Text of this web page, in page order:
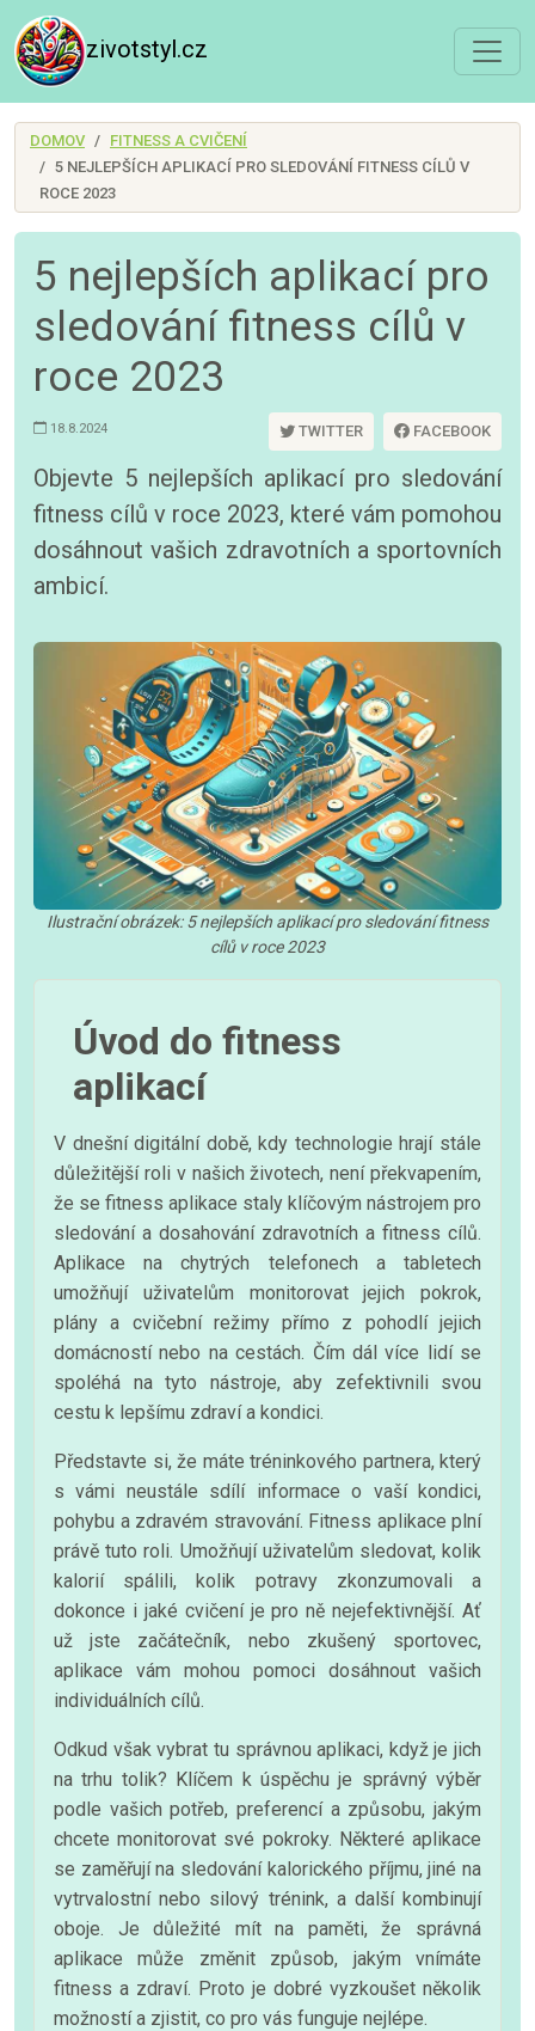
zivotstyl.cz
DOMOV
FITNESS A CVIČENÍ
5 NEJLEPŠÍCH APLIKACÍ PRO SLEDOVÁNÍ FITNESS CÍLŮ V
ROCE 2023
5 nejlepších aplikací pro
sledování fitness cílů v
roce 2023
18.8.2024 TWITTER FACEBOOK
Objevte 5 nejlepších aplikací pro sledování
fitness cílů v roce 2023, které vám pomohou
dosáhnout vašich zdravotních a sportovních
ambicí.
Ilustrační obrázek: 5 nejlepších aplikací pro sledování fitness
cílů v roce 2023
Úvod do fitness
aplikací
V dnešní digitální době, kdy technologie hrají stále
důležitější roli v našich životech, není překvapením,
že se fitness aplikace staly klíčovým nástrojem pro
sledování a dosahování zdravotních a fitness cílů.
Aplikace na chytrých telefonech a tabletech
umožňují uživatelům monitorovat jejich pokrok,
plány a cvičební režimy přímo z pohodlí jejich
domácností nebo na cestách. Čím dál více lidí se
spoléhá na tyto nástroje, aby zefektivnili svou
cestu k lepšímu zdraví a kondici.
Představte si, že máte tréninkového partnera, který
s vámi neustále sdílí informace o vaší kondici,
pohybu a zdravém stravování. Fitness aplikace plní
právě tuto roli. Umožňují uživatelům sledovat, kolik
kalorií spálili, kolik potravy zkonzumovali a
dokonce i jaké cvičení je pro ně nejefektivnější. Ať
už jste začátečník, nebo zkušený sportovec,
aplikace vám mohou pomoci dosáhnout vašich
individuálních cílů.
Odkud však vybrat tu správnou aplikaci, když je jich
na trhu tolik? Klíčem k úspěchu je správný výběr
podle vašich potřeb, preferencí a způsobu, jakým
chcete monitorovat své pokroky. Některé aplikace
se zaměřují na sledování kalorického příjmu, jiné na
vytrvalostní nebo silový trénink, a další kombinují
oboje. Je důležité mít na paměti, že správná
aplikace může změnit způsob, jakým vnímáte
fitness a zdraví. Proto je dobré vyzkoušet několik
možností a zjistit, co pro vás funguje nejlépe.